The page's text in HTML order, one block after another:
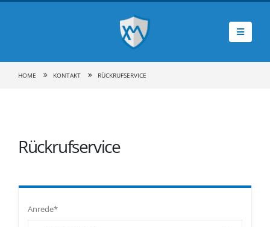
HOME KONTAKT RÜCKRUFSERVICE
Rückrufservice
Anrede*